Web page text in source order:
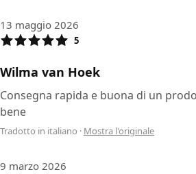
13 maggio 2026
5
Wilma van Hoek
Consegna rapida e buona di un
bene
Tradotto in italiano · Mostra l'originale
9 marzo 2026